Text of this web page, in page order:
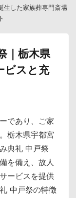
津の特徴と利用メリッ
生した家族葬専門斎場
｜栃木県
ビスと充
であり、ご家
栃木県宇都宮
典礼 中戸祭
を備え、故人
ービスを提供
中戸祭の特徴